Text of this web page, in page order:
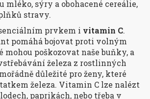
mléko, sýry a obohacené cereálie,
stravy.
prvkem i vitamin C.
pomáhá bojovat proti volným
poškozovat naše buňky, a
železa z rostlinných
důležité pro ženy, které
železa. Vitamin C lze nalézt
paprikách, nebo třeba v